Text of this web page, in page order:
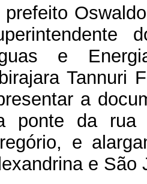
prefeito
e
Tannuri
a
ponte da rua
e
e São